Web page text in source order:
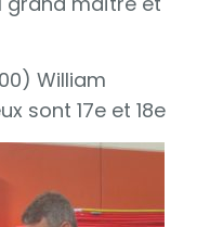
William
sont 17e et 18e